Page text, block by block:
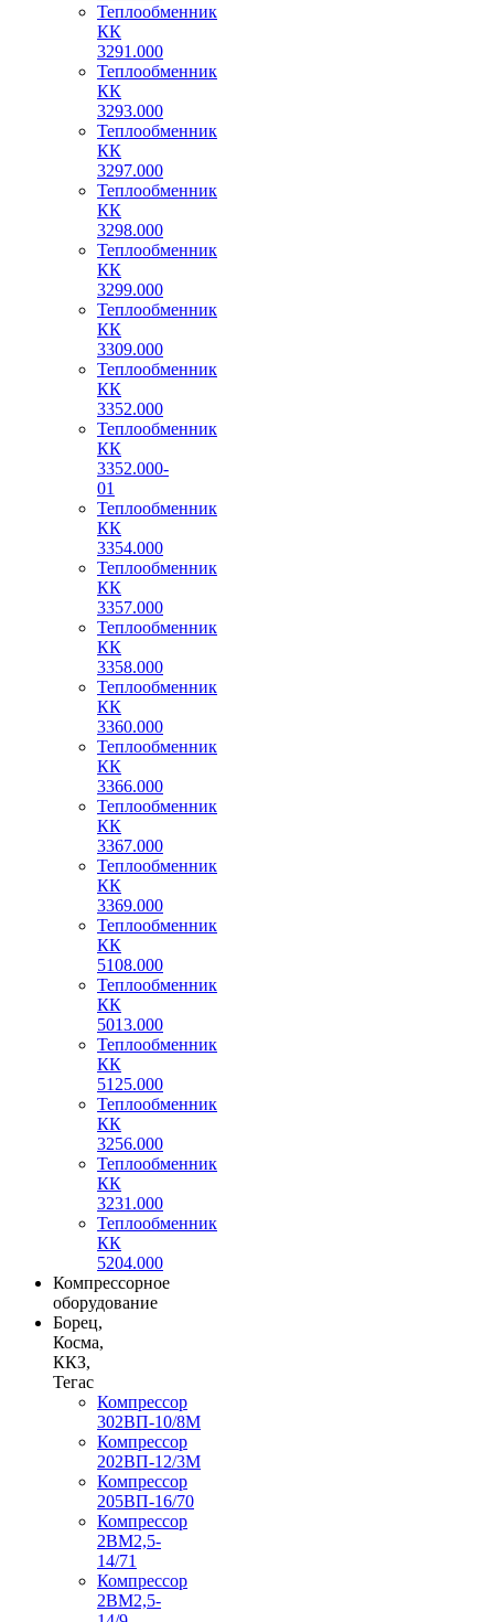
Теплообменник
КК
3291.000
Теплообменник
КК
3293.000
Теплообменник
КК
3297.000
Теплообменник
КК
3298.000
Теплообменник
КК
3299.000
Теплообменник
КК
3309.000
Теплообменник
КК
3352.000
Теплообменник
КК
3352.000-
01
Теплообменник
КК
3354.000
Теплообменник
КК
3357.000
Теплообменник
КК
3358.000
Теплообменник
КК
3360.000
Теплообменник
КК
3366.000
Теплообменник
КК
3367.000
Теплообменник
КК
3369.000
Теплообменник
КК
5108.000
Теплообменник
КК
5013.000
Теплообменник
КК
5125.000
Теплообменник
КК
3256.000
Теплообменник
КК
3231.000
Теплообменник
КК
5204.000
Компрессорное
оборудование
Борец,
Косма,
ККЗ,
Тегас
Компрессор
302ВП-10/8М
Компрессор
202ВП-12/3М
Компрессор
205ВП-16/70
Компрессор
2ВМ2,5-
14/71
Компрессор
2ВМ2,5-